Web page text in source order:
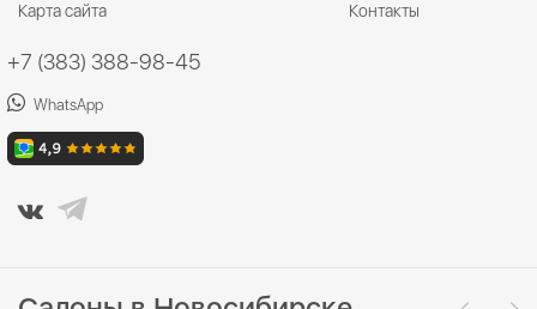
Карта сайта
Контакты
+7 (383) 388-98-45
WhatsApp